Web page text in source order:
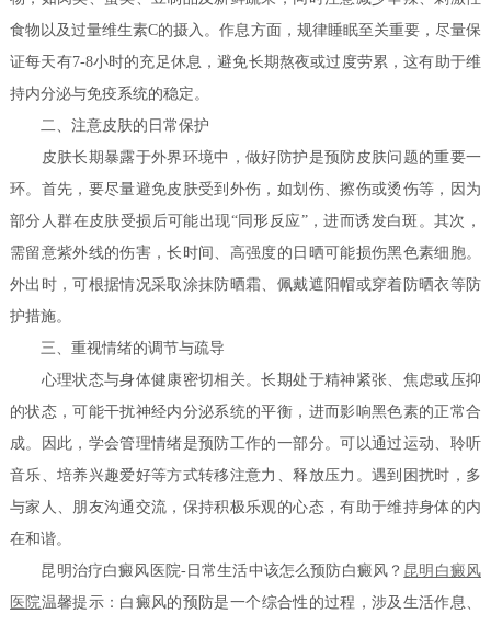
食物以及过量维生素C的摄入。作息方面，规律睡眠至关重要，尽量保
证每天有7-8小时的充足休息，避免长期熬夜或过度劳累，这有助于维
持内分泌与免疫系统的稳定。
二、注意皮肤的日常保护
皮肤长期暴露于外界环境中，做好防护是预防皮肤问题的重要一
环。首先，要尽量避免皮肤受到外伤，如划伤、擦伤或烫伤等，因为
部分人群在皮肤受损后可能出现“同形反应”，进而诱发白斑。其次，
需留意紫外线的伤害，长时间、高强度的日晒可能损伤黑色素细胞。
外出时，可根据情况采取涂抹防晒霜、佩戴遮阳帽或穿着防晒衣等防
护措施。
三、重视情绪的调节与疏导
心理状态与身体健康密切相关。长期处于精神紧张、焦虑或压抑
的状态，可能干扰神经内分泌系统的平衡，进而影响黑色素的正常合
成。因此，学会管理情绪是预防工作的一部分。可以通过运动、聆听
音乐、培养兴趣爱好等方式转移注意力、释放压力。遇到困扰时，多
与家人、朋友沟通交流，保持积极乐观的心态，有助于维持身体的内
在和谐。
昆明治疗白癜风医院-日常生活中该怎么预防白癜风？ 昆明白癜风
医院温馨提示：白癜风的预防是一个综合性的过程，涉及生活作息、